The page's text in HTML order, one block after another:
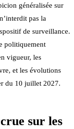
généralisée sur
pas la
de surveillance.
politiquement
vigueur, les
et les évolutions
du 10 juillet 2027.
sur les